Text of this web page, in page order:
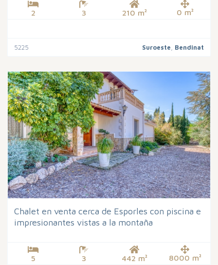
2 3 210 m² 0 m²
5225 Suroeste Bendinat
Chalet en venta cerca de Esporles con piscina e
impresionantes vistas a la montaña
5 3 442 m² 8000 m²